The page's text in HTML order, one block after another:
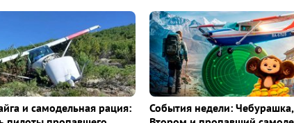
и самодельная рация:
События недели: